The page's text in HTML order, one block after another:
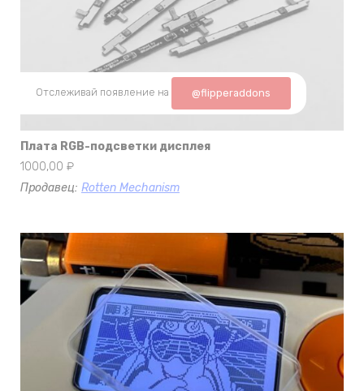
Отслеживай появление на @flipperaddons
Плата RGB-подсветки дисплея
1000,00 ₽
Продавец: Rotten Mechanism